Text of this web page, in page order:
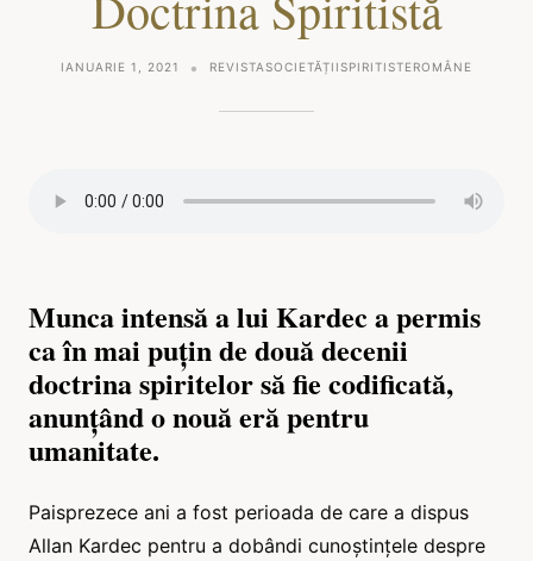
IANUARIE 1, 2021 REVISTASOCIETĂȚIISPIRITISTEROMÂNE
Munca intensă a lui Kardec a permis
ca în mai puțin de două decenii
doctrina spiritelor să fie codificată,
anunțând o nouă eră pentru
umanitate.
Paisprezece ani a fost perioada de care a dispus
Allan Kardec pentru a dobândi cunoștințele despre